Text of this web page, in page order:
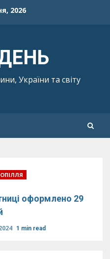
2026
України та світу
оформлено 29
1 min read